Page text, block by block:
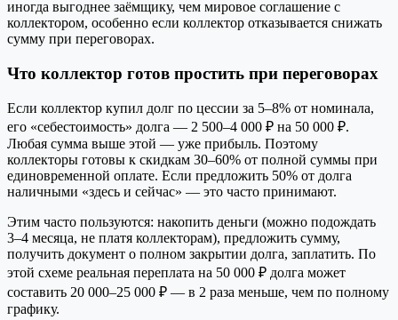
иногда выгоднее заёмщику, чем мировое соглашение с
коллектором, особенно если коллектор отказывается снижать
сумму при переговорах.
Что коллектор готов простить при переговорах
Если коллектор купил долг по цессии за 5–8% от номинала,
его «себестоимость» долга — 2 500–4 000 ₽ на 50 000 ₽.
Любая сумма выше этой — уже прибыль. Поэтому
коллекторы готовы к скидкам 30–60% от полной суммы при
единовременной оплате. Если предложить 50% от долга
наличными «здесь и сейчас» — это часто принимают.
Этим часто пользуются: накопить деньги (можно подождать
3–4 месяца, не платя коллекторам), предложить сумму,
получить документ о полном закрытии долга, заплатить. По
этой схеме реальная переплата на 50 000 ₽ долга может
составить 20 000–25 000 ₽ — в 2 раза меньше, чем по полному
графику.